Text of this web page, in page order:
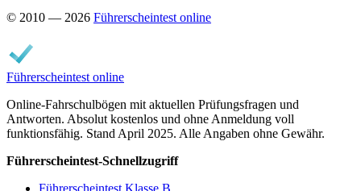
© 2010 — 2026 Führerscheintest online
Führerscheintest online
Online-Fahrschulbögen mit aktuellen Prüfungsfragen und
Antworten. Absolut kostenlos und ohne Anmeldung voll
funktionsfähig. Stand April 2025. Alle Angaben ohne Gewähr.
Führerscheintest-Schnellzugriff
Führerscheintest Klasse B